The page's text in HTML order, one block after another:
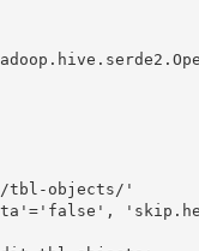
tbl-objects/'